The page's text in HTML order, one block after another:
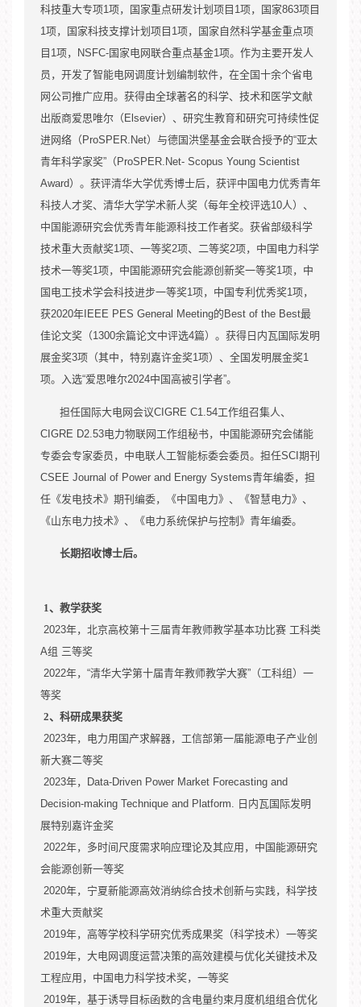
科技重大专项1项，国家重点研发计划项目 1项，国家863项目
1项，国家科技支撑计划项目 1项，国家自然科学基金重点项
目 1项， NSFC-国家电网联合重点基金1项。作为主要开发人
员，开发了智能电网调度计划编制软件，在全国十余个省电
网公司推广应用。获得由全球著名的科学、技术和医学文献
出版商爱思唯尔（ Elsevier）、研究生教育和研究可持续性促
进网络（ ProSPER.Net）与德国洪堡基金会联合授予的“亚太
青年科学家奖” （ ProSPER.Net- Scopus Young Scientist
Award）。获评清华大学优秀博士后，获评中国电力优秀青年
科技人才奖、清华大学学术新人奖（每年全校评选10人）、
中国能源研究会优秀青年能源科技工作者奖。获省部级科学
技术重大贡献奖1项、一等奖2项、二等奖2项，中国电力科学
技术一等奖1项，中国能源研究会能源创新奖一等奖1项，中
国电工技术学会科技进步一等奖1项，中国专利优秀奖1项，
获2020年 IEEE PES General Meeting的 Best of the Best最
佳论文奖（1300余篇论文中评选4篇）。获得日内瓦国际发明
展金奖3项（其中，特别嘉许金奖1项）、全国发明展金奖1
项。入选“爱思唯尔2024中国高被引学者”。
担任国际大电网会议CIGRE C1.54工作组召集人、
CIGRE D2.53电力物联网工作组秘书，中国能源研究会储能
专委会专家委员，中电联人工智能标委会委员。担任SCI 期刊
CSEE Journal of Power and Energy Systems青年编委，担
任《发电技术》期刊编委，《中国电力》、《智慧电力》、
《山东电力技术》、《电力系统保护与控制》青年编委。
长期招收博士后。
1、教学获奖
2023年，北京高校第十三届青年教师教学基本功比赛 工科类
A组 三等奖
2022年， “清华大学第十届青年教师教学大赛” （工科组）一
等奖
2、科研成果获奖
2023年，电力用国产求解器，工信部第一届能源电子产业创
新大赛二等奖
2023年，
Data-Driven Power Market Forecasting and
Decision-making Technique and Platform.
日内瓦国际发明
展特别嘉许金奖
2022年，多时间尺度需求响应理论及其应用，中国能源研究
会能源创新一等奖
2020年，宁夏新能源高效消纳综合技术创新与实践，科学技
术重大贡献奖
2019年，高等学校科学研究优秀成果奖（科学技术）一等奖
2019年，大电网调度运营决策的高效建模与优化关键技术及
工程应用，中国电力科学技术奖，一等奖
2019年，基于诱导目标函数的含电量约束月度机组组合优化
2021 SRT
3、近五年横向项目
2022.06-2026.12
2021.01-2022.12
2020.12-2023.12
, ,
2020.12-2021.12
,
,